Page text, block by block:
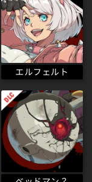
エルフェルト